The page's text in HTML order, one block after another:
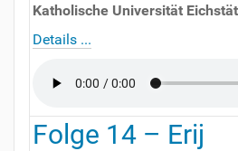
Katholische Universität
Details ...
Folge 14 – Erij